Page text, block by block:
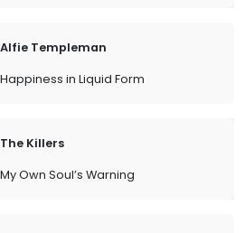
Alfie Templeman
Happiness in Liquid Form
The Killers
My Own Soul’s Warning